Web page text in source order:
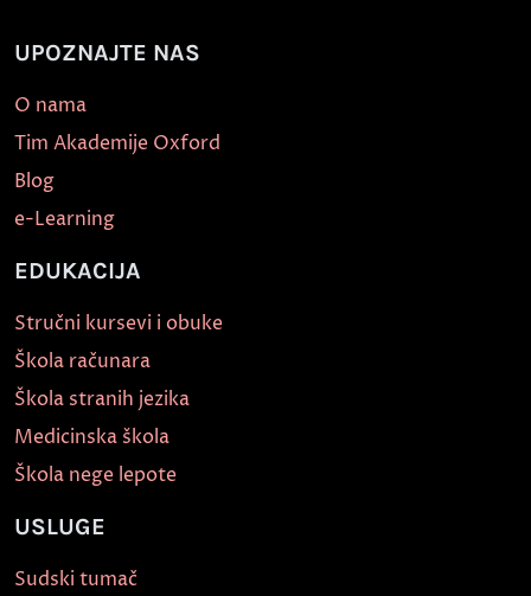
UPOZNAJTE NAS
O nama
Tim Akademije Oxford
Blog
e-Learning
EDUKACIJA
Stručni kursevi i obuke
Škola računara
Škola stranih jezika
Medicinska škola
Škola nege lepote
USLUGE
Sudski tumač